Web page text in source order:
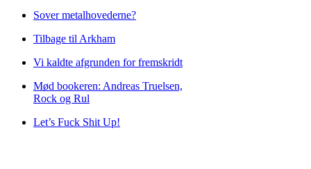
Sover metalhovederne?
Tilbage til Arkham
Vi kaldte afgrunden for fremskridt
Mød bookeren: Andreas Truelsen,
Rock og Rul
Let’s Fuck Shit Up!